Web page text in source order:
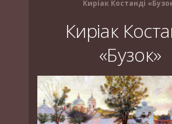
Киріак Костанді
Киріак
«Бузок»